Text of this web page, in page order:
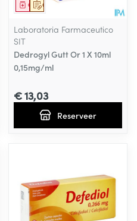
Op voorschrift
Geneesmiddel
Laboratoria Farmaceutico
SIT
Dedrogyl Gutt Or 1 X 10ml
0,15mg/ml
€ 13,03
Reserveer